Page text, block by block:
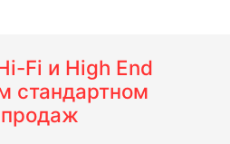
Fi и High End
стандартном